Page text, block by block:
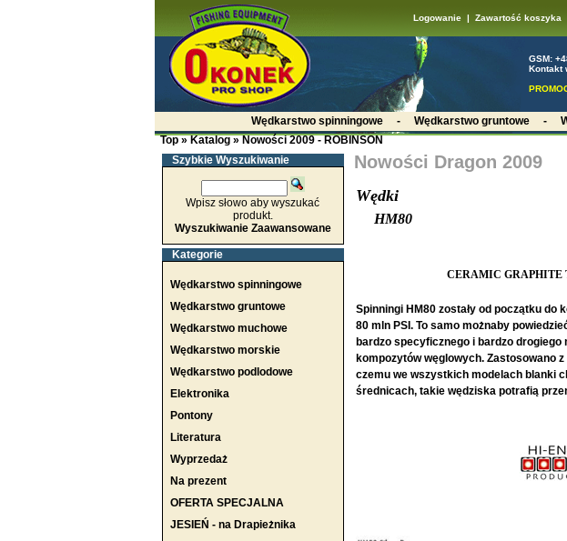
Logowanie | Zawartość koszyka
GSM:
Kontakt
Wędkarstwo spinningowe- Wędkarstwo gruntowe-
Top» Katalog» Nowości 2009 - ROBINSON
Szybkie Wyszukiwanie
Wpisz słowo aby wyszukać
produkt.
Wyszukiwanie Zaawansowane
Kategorie
Wędkarstwo spinningowe
Wędkarstwo gruntowe
Wędkarstwo muchowe
Wędkarstwo morskie
Wędkarstwo podlodowe
Elektronika
Pontony
Literatura
Wyprzedaż
Na prezent
OFERTA SPECJALNA
JESIEŃ - na Drapieżnika
Nowości Dragon 2009
Wędki
HM80
CERAMIC GRAPHITE
Spinningi HM80 zostały od początku
80 mln PSI. To samo możnaby
bardzo specyficznego i bardzo
kompozytów węglowych. Zastosowano
czemu we wszystkich modelach blanki
średnicach, takie wędziska potrafią